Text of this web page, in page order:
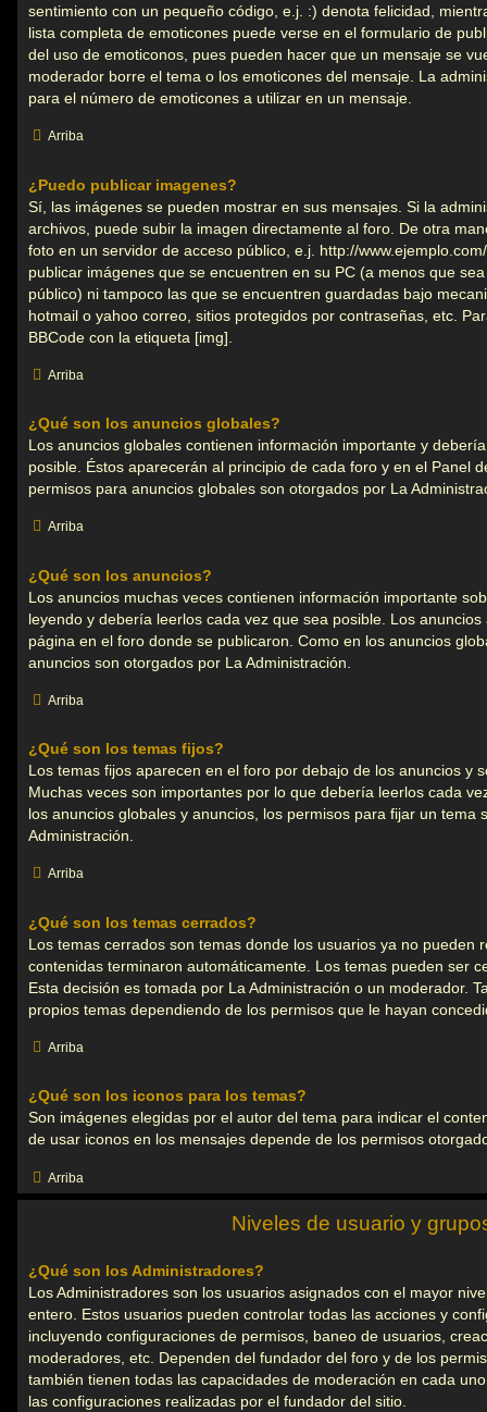
sentimiento con un pequeño código, e.j. :) denota felicidad,
lista completa de emoticones puede verse en el formulario de
del uso de emoticonos, pues pueden hacer que un mensaje se
moderador borre el tema o los emoticones del mensaje. La
para el número de emoticones a utilizar en un mensaje.
Arriba
¿Puedo publicar imagenes?
Sí, las imágenes se pueden mostrar en sus mensajes. Si la
archivos, puede subir la imagen directamente al foro. De otra
foto en un servidor de acceso público, e.j. http://
publicar imágenes que se encuentren en su PC (a menos que
público) ni tampoco las que se encuentren guardadas bajo
hotmail o yahoo correo, sitios protegidos por contraseñas, etc.
BBCode con la etiqueta [img].
Arriba
¿Qué son los anuncios globales?
Los anuncios globales contienen información importante y
posible. Éstos aparecerán al principio de cada foro y en el Panel
permisos para anuncios globales son otorgados por La
Arriba
¿Qué son los anuncios?
Los anuncios muchas veces contienen información importante
leyendo y debería leerlos cada vez que sea posible. Los
página en el foro donde se publicaron. Como en los anuncios
anuncios son otorgados por La Administración.
Arriba
¿Qué son los temas fijos?
Los temas fijos aparecen en el foro por debajo de los anuncios y
Muchas veces son importantes por lo que debería leerlos cada
los anuncios globales y anuncios, los permisos para fijar un tema
Administración.
Arriba
¿Qué son los temas cerrados?
Los temas cerrados son temas donde los usuarios ya no pueden
contenidas terminaron automáticamente. Los temas pueden ser
Esta decisión es tomada por La Administración o un moderador.
propios temas dependiendo de los permisos que le hayan
Arriba
¿Qué son los iconos para los temas?
Son imágenes elegidas por el autor del tema para indicar el
de usar iconos en los mensajes depende de los permisos
Arriba
Niveles de usuario y
¿Qué son los Administradores?
Los Administradores son los usuarios asignados con el mayor
entero. Estos usuarios pueden controlar todas las acciones y
incluyendo configuraciones de permisos, baneo de usuarios,
moderadores, etc. Dependen del fundador del foro y de los
también tienen todas las capacidades de moderación en cada
las configuraciones realizadas por el fundador del sitio.